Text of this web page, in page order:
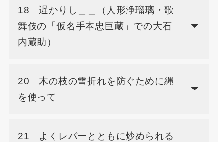
18 遅かりし＿＿（人形浄瑠璃・歌
舞伎の「仮名手本忠臣蔵」での大石
内蔵助）
20 木の枝の雪折れを防ぐために縄
を使って
21 よくレバーとともに炒められる